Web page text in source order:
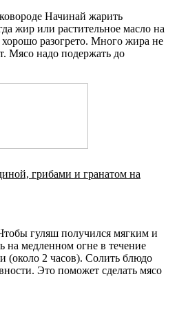
Начинай жарить
жир или растительное масло на
хорошо разогрето. Много жира не
Мясо надо подержать до
грибами и гранатом на
гуляш получился мягким и
медленном огне в течение
(около 2 часов). Солить блюдо
Это поможет сделать мясо